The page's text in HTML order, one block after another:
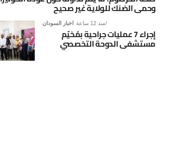
وحمى الضنك للولاية غير صحيح
اخبار السودان منذ 12 ساعة
إجراء 7 عمليات جراحية بمُخيّم
مستشفى الدوحة التخصصي